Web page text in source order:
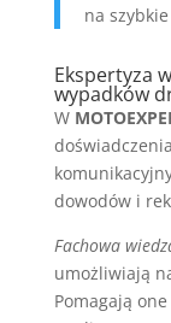
na
Ekspertyza
wypadków
W
dowodów i
Fachowa
umożliwiają
Pomagają